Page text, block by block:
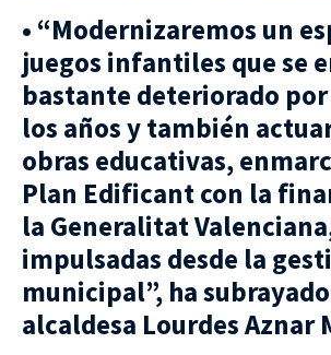
• “Modernizaremos un
juegos infantiles que se
bastante deteriorado por
los años y también
obras educativas,
Plan Edificant con la
la Generalitat
impulsadas desde la
municipal”, ha
alcaldesa Lourdes Aznar